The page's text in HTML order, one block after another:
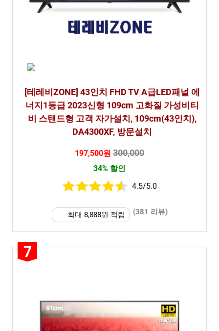
[테레비ZONE] 43인치 FHD TV A급LED패널 에
너지1등급 2023신형 109cm 고화질 가성비티
비 스탠드형 고객 자가설치, 109cm(43인치),
DA4300XF, 방문설치
197,500원 300,000
34% 할인
4.5/5.0
최대 8,888원 적립 (381 리뷰)
7